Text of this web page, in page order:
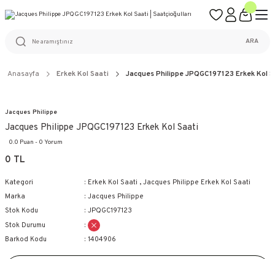
%100 ORİJİNAL ÜRÜN GARANTİSİ
ARA
Anasayfa Erkek Kol Saati Jacques Philippe JPQGC197123 Erkek Kol
Jacques Philippe
Jacques Philippe JPQGC197123 Erkek Kol Saati
0.0 Puan - 0 Yorum
0 TL
Kategori Erkek Kol Saati , Jacques Philippe Erkek Kol Saati
Marka
Jacques Philippe
Stok Kodu
JPQGC197123
Stok Durumu
Barkod Kodu
1404906